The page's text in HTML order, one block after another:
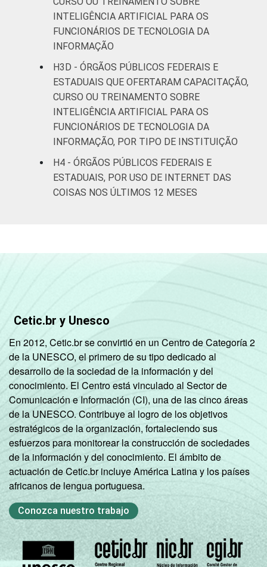
INTELIGÊNCIA ARTIFICIAL PARA OS
FUNCIONÁRIOS DE TECNOLOGIA DA
INFORMAÇÃO
H3D - ÓRGÃOS PÚBLICOS FEDERAIS E
ESTADUAIS QUE OFERTARAM CAPACITAÇÃO,
CURSO OU TREINAMENTO SOBRE
INTELIGÊNCIA ARTIFICIAL PARA OS
FUNCIONÁRIOS DE TECNOLOGIA DA
INFORMAÇÃO, POR TIPO DE INSTITUIÇÃO
H4 - ÓRGÃOS PÚBLICOS FEDERAIS E
ESTADUAIS, POR USO DE INTERNET DAS
COISAS NOS ÚLTIMOS 12 MESES
Cetic.br y Unesco
En 2012, Cetic.br se convirtió en un Centro de Categoría 2
de la UNESCO, el primero de su tipo dedicado al
desarrollo de la sociedad de la información y del
conocimiento. El Centro está vinculado al Sector de
Comunicación e Información (CI), una de las cinco áreas
de la UNESCO. Contribuye al logro de los objetivos
estratégicos de la organización, fortaleciendo sus
esfuerzos para monitorear la construcción de sociedades
de la información y del conocimiento. El ámbito de
actuación de Cetic.br incluye América Latina y los países
africanos de lengua portuguesa.
Conozca nuestro trabajo